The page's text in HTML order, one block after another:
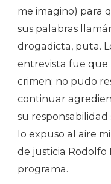
me imagino) para
sus palabras
drogadicta, puta.
entrevista fue que
crimen; no pudo
continuar
su responsabilidad
lo expuso al aire
de justicia Rodolfo
programa.